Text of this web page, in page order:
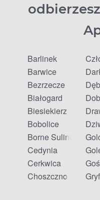
Barlinek
Barwice
Bezrzecze
Białogard
Biesiekierz
Bobolice
Borne Sulinowo
Cedynia
Cerkwica
Choszczno